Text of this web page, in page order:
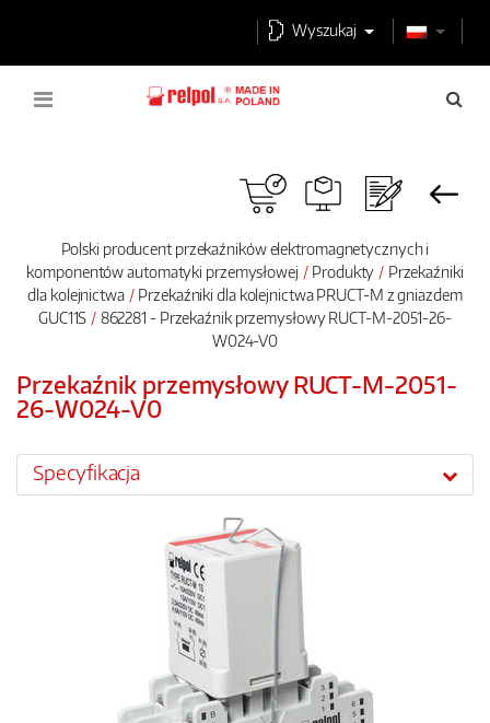
Wyszukaj
Polski producent przekaźników elektromagnetycznych i
komponentów automatyki przemysłowej
Produkty
Przekaźniki
dla kolejnictwa
Przekaźniki dla kolejnictwa PRUCT-M z gniazdem
GUC11S
862281 - Przekaźnik przemysłowy RUCT-M-2051-26-
W024-V0
Przekaźnik przemysłowy RUCT-M-2051-
26-W024-V0
Specyfikacja